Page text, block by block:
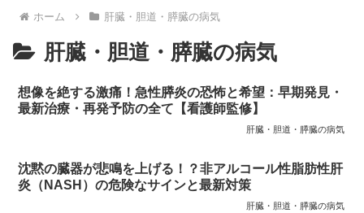
ホーム 肝臓・胆道・膵臓の病気
肝臓・胆道・膵臓の病気
想像を絶する激痛！急性膵炎の恐怖と希望：早期発見・
最新治療・再発予防の全て【看護師監修】
肝臓・胆道・膵臓の病気
沈黙の臓器が悲鳴を上げる！？非アルコール性脂肪性肝
炎（NASH）の危険なサインと最新対策
肝臓・胆道・膵臓の病気